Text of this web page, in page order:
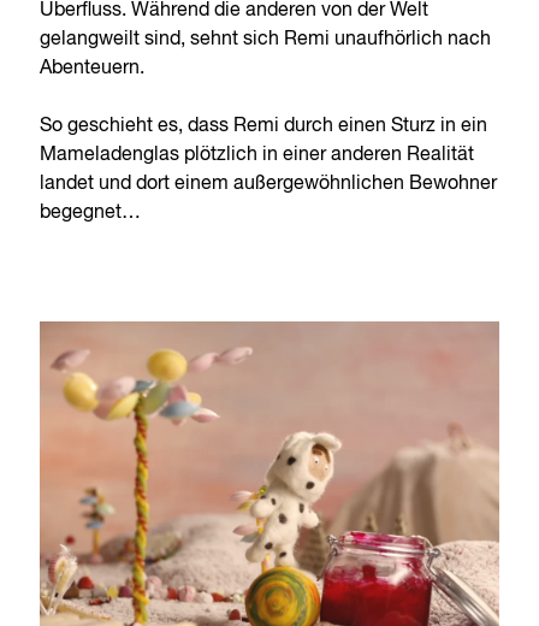
Überfluss. Während die anderen von der Welt
gelangweilt sind, sehnt sich Remi unaufhörlich nach
Abenteuern.
So geschieht es, dass Remi durch einen Sturz in ein
Mameladenglas plötzlich in einer anderen Realität
landet und dort einem außergewöhnlichen Bewohner
begegnet…